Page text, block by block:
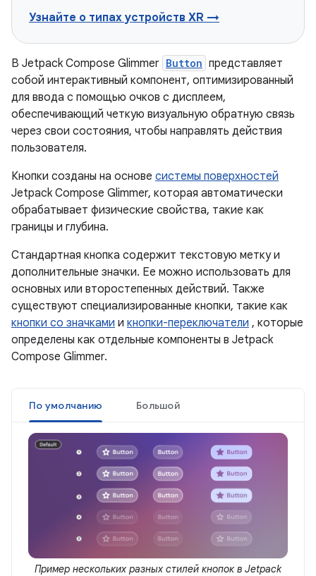
Узнайте о типах устройств XR →
В Jetpack Compose Glimmer Button представляет
собой интерактивный компонент, оптимизированный
для ввода с помощью очков с дисплеем,
обеспечивающий четкую визуальную обратную связь
через свои состояния, чтобы направлять действия
пользователя.
Кнопки созданы на основе системы поверхностей
Jetpack Compose Glimmer, которая автоматически
обрабатывает физические свойства, такие как
границы и глубина.
Стандартная кнопка содержит текстовую метку и
дополнительные значки. Ее можно использовать для
основных или второстепенных действий. Также
существуют специализированные кнопки, такие как
кнопки со значками и кнопки-переключатели , которые
определены как отдельные компоненты в Jetpack
Compose Glimmer.
По умолчанию Большой
Пример нескольких разных стилей кнопок в Jetpack